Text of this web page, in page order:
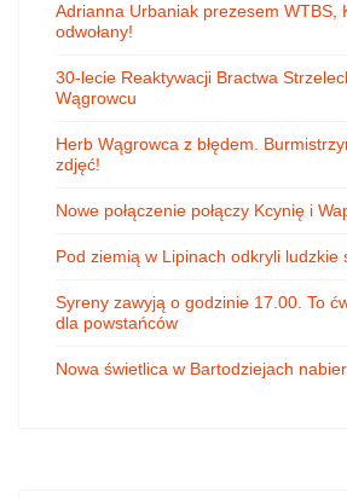
Adrianna Urbaniak prezesem WTBS,
odwołany!
30-lecie Reaktywacji Bractwa
Wągrowcu
Herb Wągrowca z błędem.
zdjęć!
Nowe połączenie połączy Kcynię i
Pod ziemią w Lipinach odkryli ludzkie
Syreny zawyją o godzinie 17.00. To
dla powstańców
Nowa świetlica w Bartodziejach